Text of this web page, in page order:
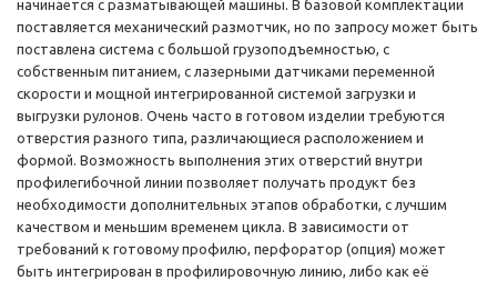
начинается с разматывающей машины. В базовой комплектации
поставляется механический размотчик, но по запросу может быть
поставлена система с большой грузоподъемностью, с
собственным питанием, с лазерными датчиками переменной
скорости и мощной интегрированной системой загрузки и
выгрузки рулонов. Очень часто в готовом изделии требуются
отверстия разного типа, различающиеся расположением и
формой. Возможность выполнения этих отверстий внутри
профилегибочной линии позволяет получать продукт без
необходимости дополнительных этапов обработки, с лучшим
качеством и меньшим временем цикла. В зависимости от
требований к готовому профилю, перфоратор (опция) может
быть интегрирован в профилировочную линию, либо как её